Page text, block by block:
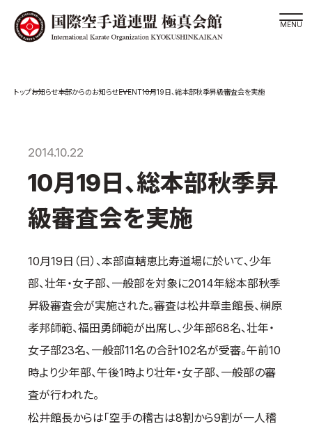
大山倍達総裁 紹介
松井章奎館長 紹介
極真の歴史
極真会館の概要
役員紹介
各委員会紹介
国際空手道連盟について
お知らせ
本部からのお知らせ
公式大会
お知らせ本部からのお知らせEVENT10月19日、総本部秋季昇級審査会を実施
2014.10.22
10月19日、総本部秋季昇
級審査会を実施
10月19日（日）、本部直轄恵比寿道場に於いて、少年
部、壮年・女子部、一般部を対象に2014年総本部秋季
昇級審査会が実施された。審査は松井章圭館長、榊原
孝邦師範、福田勇師範が出席し、少年部68名、壮年・
女子部23名、一般部11名の合計102名が受審。午前10
時より少年部、午後1時より壮年・女子部、一般部の審
査が行われた。
松井館長からは「空手の稽古は8割から9割が一人稽